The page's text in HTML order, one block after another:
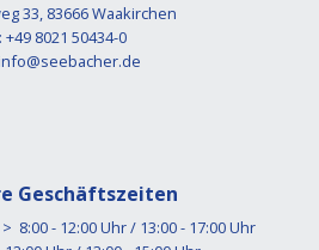
33, 83666 Waakirchen
+49 8021 50434-0
Geschäftszeiten
8:00 - 12:00 Uhr / 13:00 - 17:00 Uhr